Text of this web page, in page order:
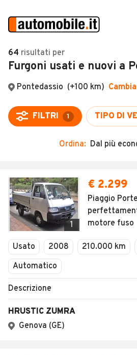
Auto
Auto usate
Auto Km 0
Auto Nuove
Noleggio a lungo termine
Moto
Camper
Veicoli Commerciali
Concessionari
VENDI
MAGAZINE
ACCEDI
64 risultati per
Furgoni usati e nuovi a
Pontedassio (+100 km) Cambia
FILTRI 1 TIPO DI
Ordina: Dal più